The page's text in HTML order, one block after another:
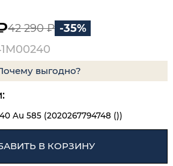
42 290 ₽ -35%
выгодно?
Au 585 (2020267794748 ())
В КОРЗИНУ